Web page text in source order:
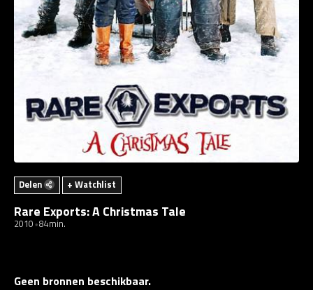
Delen + Watchlist
Rare Exports: A Christmas Tale
2010 84min.
Geen bronnen beschikbaar.